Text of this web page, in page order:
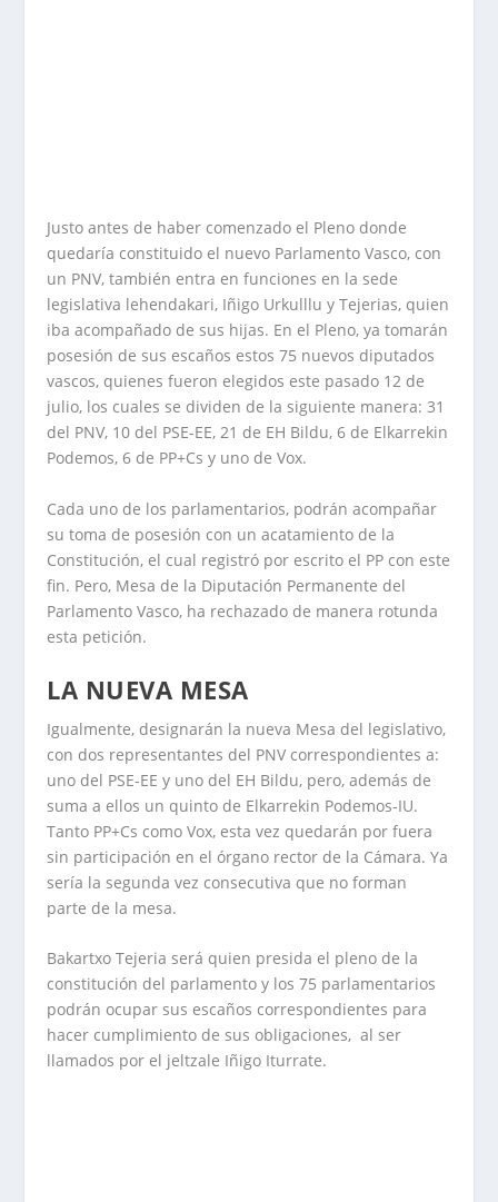
Justo antes de haber comenzado el Pleno donde
quedaría constituido el nuevo Parlamento Vasco, con
un PNV, también entra en funciones en la sede
legislativa lehendakari, Iñigo Urkulllu y Tejerias, quien
iba acompañado de sus hijas. En el Pleno, ya tomarán
posesión de sus escaños estos 75 nuevos diputados
vascos, quienes fueron elegidos este pasado 12 de
julio, los cuales se dividen de la siguiente manera: 31
del PNV, 10 del PSE-EE, 21 de EH Bildu, 6 de Elkarrekin
Podemos, 6 de PP+Cs y uno de Vox.
Cada uno de los parlamentarios, podrán acompañar
su toma de posesión con un acatamiento de la
Constitución, el cual registró por escrito el PP con este
fin. Pero, Mesa de la Diputación Permanente del
Parlamento Vasco, ha rechazado de manera rotunda
esta petición.
LA NUEVA MESA
Igualmente, designarán la nueva Mesa del legislativo,
con dos representantes del PNV correspondientes a:
uno del PSE-EE y uno del EH Bildu, pero, además de
suma a ellos un quinto de Elkarrekin Podemos-IU.
Tanto PP+Cs como Vox, esta vez quedarán por fuera
sin participación en el órgano rector de la Cámara. Ya
sería la segunda vez consecutiva que no forman
parte de la mesa.
Bakartxo Tejeria será quien presida el pleno de la
constitución del parlamento y los 75 parlamentarios
podrán ocupar sus escaños correspondientes para
hacer cumplimiento de sus obligaciones, al ser
llamados por el jeltzale Iñigo Iturrate.